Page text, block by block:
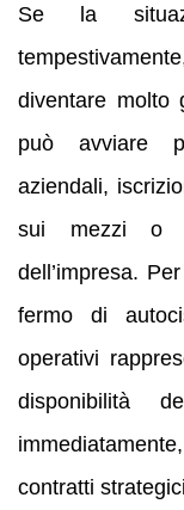
Se la
diventare molto
può avviare
aziendali,
sui mezzi o
dell’impresa.
fermo di
operativi
disponibilità
contratti